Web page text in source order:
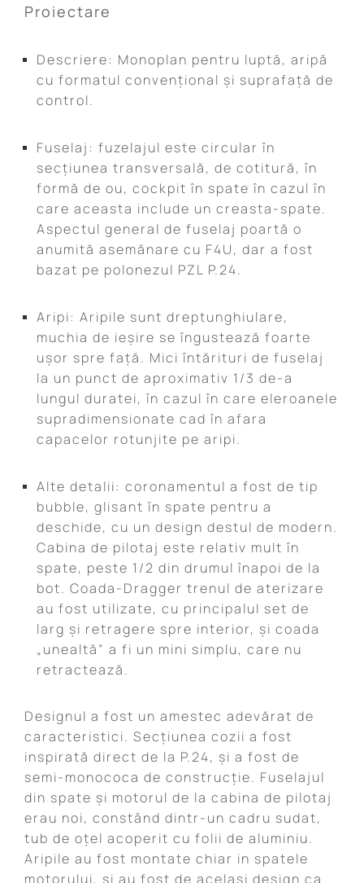
Proiectare
Descriere: Monoplan pentru luptă, aripă
cu formatul convențional și suprafață de
control.
Fuselaj: fuzelajul este circular în
secțiunea transversală, de cotitură, în
formă de ou, cockpit în spate în cazul în
care aceasta include un creasta-spate.
Aspectul general de fuselaj poartă o
anumită asemănare cu F4U, dar a fost
bazat pe polonezul PZL P.24.
Aripi: Aripile sunt dreptunghiulare,
muchia de ieșire se îngustează foarte
ușor spre față. Mici întărituri de fuselaj
la un punct de aproximativ 1/3 de-a
lungul duratei, în cazul în care eleroanele
supradimensionate cad în afara
capacelor rotunjite pe aripi.
Alte detalii: coronamentul a fost de tip
bubble, glisant în spate pentru a
deschide, cu un design destul de modern.
Cabina de pilotaj este relativ mult în
spate, peste 1/2 din drumul înapoi de la
bot. Coada-Dragger trenul de aterizare
au fost utilizate, cu principalul set de
larg și retragere spre interior, și coada
„unealtă” a fi un mini simplu, care nu
retractează.
Designul a fost un amestec adevărat de
caracteristici. Secțiunea cozii a fost
inspirată direct de la P.24, și a fost de
semi-monococa de construcție. Fuselajul
din spate și motorul de la cabina de pilotaj
erau noi, constând dintr-un cadru sudat,
tub de oțel acoperit cu folii de aluminiu.
Aripile au fost montate chiar in spatele
motorului, și au fost de acelasi design ca